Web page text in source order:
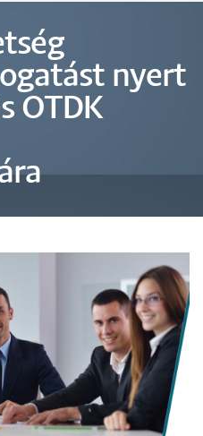
nyert
OTDK